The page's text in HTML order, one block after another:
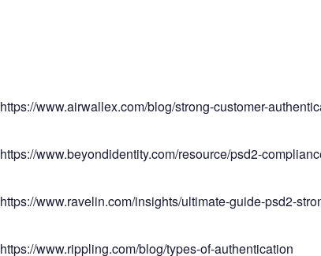
https://www.airwallex.com/blog/strong-customer-
https://www.beyondidentity.com/resource/psd2-
https://www.ravelin.com/insights/ultimate-guide-psd2-
https://www.rippling.com/blog/types-of-authentication